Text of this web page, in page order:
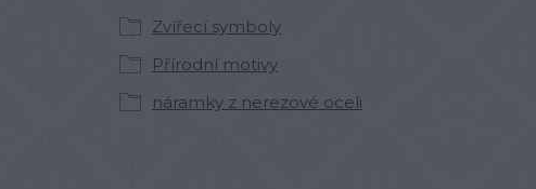
Zvířecí symboly
Přírodní motivy
náramky z nerezové oceli